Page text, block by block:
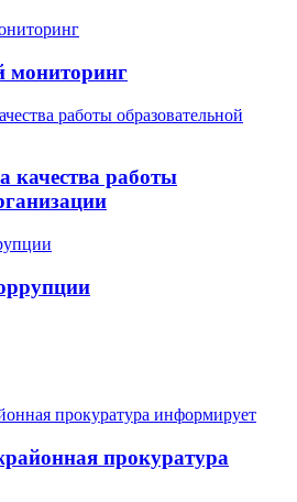
мониторинг
качества работы
прокуратура